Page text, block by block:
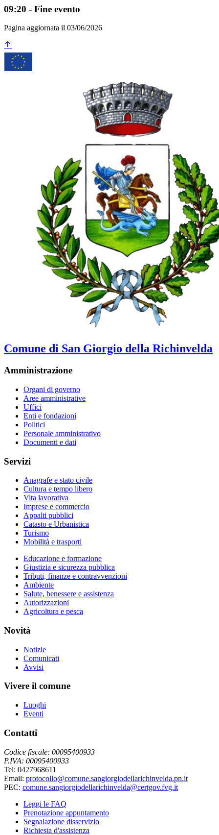
09:20 - Fine evento
Pagina aggiornata il 03/06/2026
Comune di San Giorgio della Richinvelda
Amministrazione
Organi di governo
Aree amministrative
Uffici
Enti e fondazioni
Politici
Personale amministrativo
Documenti e dati
Servizi
Anagrafe e stato civile
Cultura e tempo libero
Vita lavorativa
Imprese e commercio
Appalti pubblici
Catasto e Urbanistica
Turismo
Mobilità e trasporti
Educazione e formazione
Giustizia e sicurezza pubblica
Tributi, finanze e contravvenzioni
Ambiente
Salute, benessere e assistenza
Autorizzazioni
Agricoltura e pesca
Novità
Notizie
Comunicati
Avvisi
Vivere il comune
Luoghi
Eventi
Contatti
Codice fiscale: 00095400933
P.IVA: 00095400933
Tel: 0427968611
Email: protocollo@comune.sangiorgiodellarichinvelda.pn.it
PEC: comune.sangiorgiodellarichinvelda@certgov.fvg.it
Leggi le FAQ
Prenotazione appuntamento
Segnalazione disservizio
Richiesta d'assistenza